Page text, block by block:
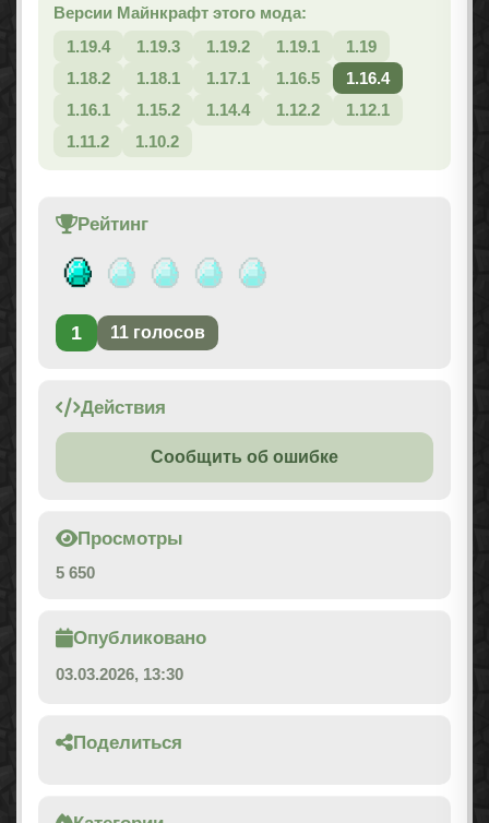
Версии Майнкрафт этого мода:
1.19.4
1.19.3 1.19.2 1.19.1
1.19
1.18.2
1.18.1 1.17.1 1.16.5
1.16.4
1.16.1
1.15.2 1.14.4 1.12.2
1.12.1
1.11.2
1.10.2
Рейтинг
1 11 голосов
Действия
Сообщить об ошибке
Просмотры
5 650
Опубликовано
03.03.2026, 13:30
Поделиться